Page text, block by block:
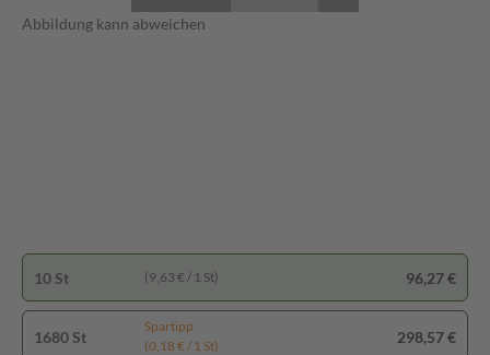
Abbildung kann abweichen
1680 St
Spartipp
(0,18 € / 1 St)
298,57 €
10 St (9,63 € / 1 St) 96,27 €